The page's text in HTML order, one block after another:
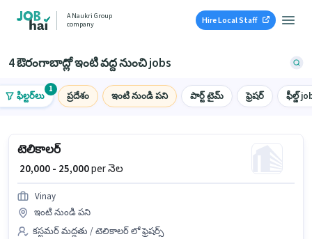
A Naukri Group
company
Hire Local Staff
4 ఔరంగాబాద్లో ఇంటి వద్ద నుంచి jobs
ఫిల్టర్‌లు
1
ప్రదేశం ఇంటి నుండి పని పార్ట్ టైమ్ ఫ్రెషర్ ఫీల్డ్
టెలికాలర్
₹ 20,000 - 25,000per నెల
Vinay
ఇంటి నుండి పని
కస్టమర్ మద్దతు / టెలికాలర్ లో ఫ్రెషర్స్